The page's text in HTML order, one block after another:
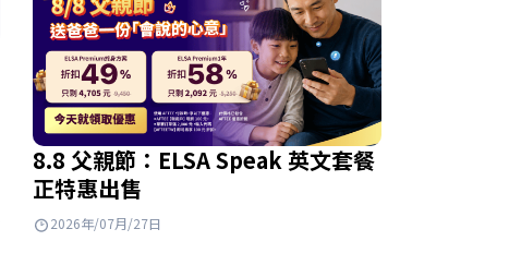
8.8 父親節：ELSA Speak 英文套餐
正特惠出售
2026年/07月/27日